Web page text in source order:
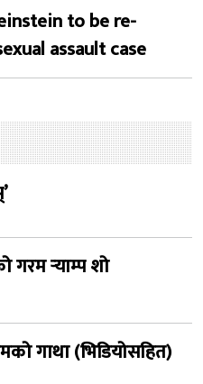
to be re-
assault case
र्‍याम्प शो
गाथा (भिडियोसहित)